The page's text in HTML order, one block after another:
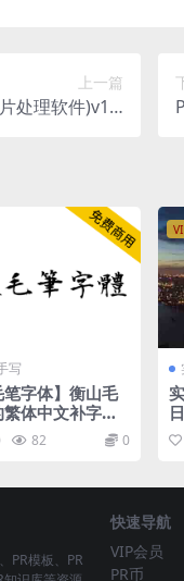
上一篇
处理软件)v17.
写
笔字体】衡山毛
体中文补字计
82 0
PR模板、PR
快速导航
VIP会员
PR币